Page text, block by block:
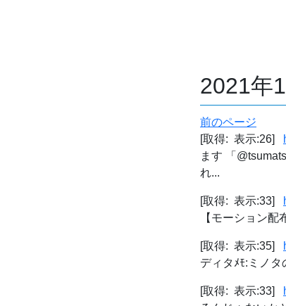
2021年
前のページ
[取得: 表示:26]
ます 「
れ...
[取得: 表示:33]
【モーション
[取得: 表示:35]
ディタﾒﾓ:ミノタ
[取得: 表示:33]